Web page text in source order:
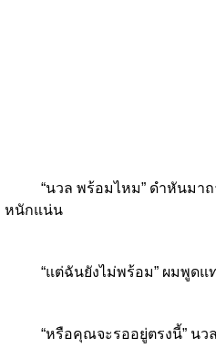
“นวล พร้อมไหม” ดำหันมาถ
หนักแน่น
“แต่ฉันยังไม่พร้อม” ผมพูดแ
“หรือคุณจะรออยู่ตรงนี้” นวล